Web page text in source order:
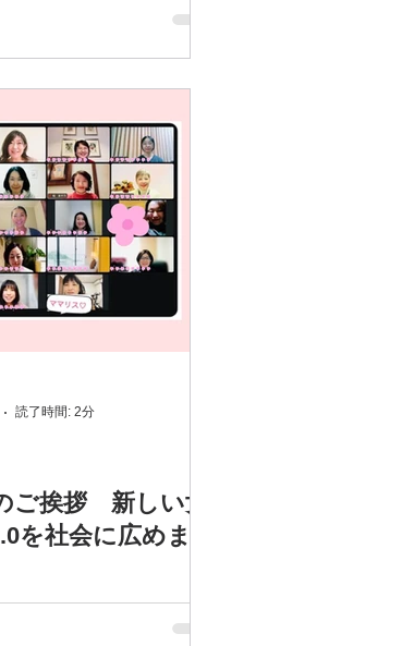
「ママリス」として 仲
ご挨拶 新しい女
を社会に広めま
うございます。 2024年
元旦から地震や航空機
読了時間: 2分